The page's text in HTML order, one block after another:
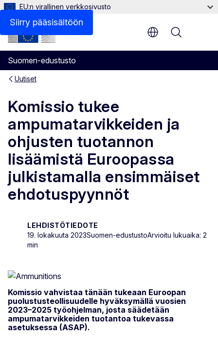
Siirry pääsisältöön
EU:n virallinen verkkosivusto
Suomen-edustusto
Menu
Uutiset
Komissio tukee
ampumatarvikkeiden ja
ohjusten tuotannon
lisäämistä Euroopassa
julkistamalla ensimmäiset
ehdotuspyynnöt
LEHDISTÖTIEDOTE
19. lokakuuta 2023Suomen-edustustoArvioitu lukuaika: 2
min
Komissio vahvistaa tänään tukeaan Euroopan
puolustusteollisuudelle hyväksymällä vuosien
2023–2025 työohjelman, josta säädetään
ampumatarvikkeiden tuotantoa tukevassa
asetuksessa (ASAP).